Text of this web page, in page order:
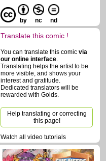
by nc nd
Translate this comic !
You can translate this comic via
our online interface.
Translating helps the artist to be
more visible, and shows your
interest and gratitude.
Dedicated translators will be
rewarded with Golds.
Help translating or correcting
this page!
Watch all video tutorials